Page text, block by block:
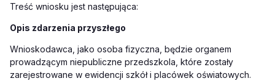
Treść wniosku jest następująca:
Opis zdarzenia przyszłego
Wnioskodawca, jako osoba fizyczna, będzie organem
prowadzącym niepubliczne przedszkola, które zostały
zarejestrowane w ewidencji szkół i placówek oświatowych.